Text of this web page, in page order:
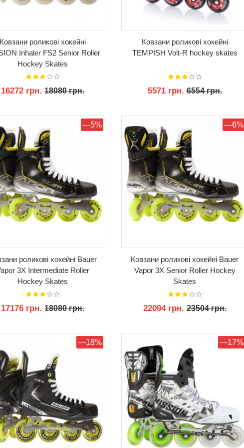
Ковзани роликові хокейні
Inhaler FS2 Senior Roller
Hockey Skates
16272 грн.18080 грн.
Ковзани роликові хокейні
TEMPISH Volt-R hockey skates
5571 грн.6554 грн.
—5%
роликові хокейні Bauer
3X Intermediate Roller
Hockey Skates
17176 грн.18080 грн.
—6%
Ковзани роликові хокейні Bauer
Vapor 3X Senior Roller Hockey
Skates
22094 грн.23504 грн.
—18% —17%